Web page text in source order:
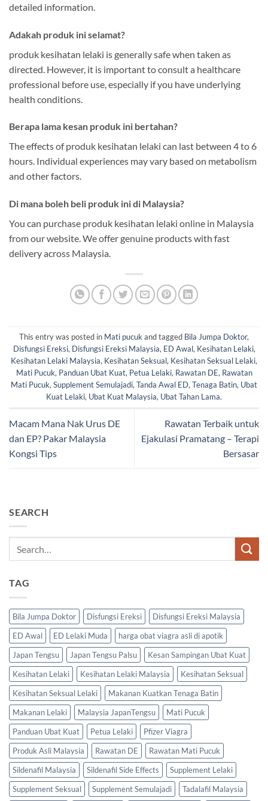
detailed information.
Adakah produk ini selamat?
produk kesihatan lelaki is generally safe when taken as
directed. However, it is important to consult a healthcare
professional before use, especially if you have underlying
health conditions.
Berapa lama kesan produk ini bertahan?
The effects of produk kesihatan lelaki can last between 4 to 6
hours. Individual experiences may vary based on metabolism
and other factors.
Di mana boleh beli produk ini di Malaysia?
You can purchase produk kesihatan lelaki online in Malaysia
from our website. We offer genuine products with fast
delivery across Malaysia.
This entry was posted in Mati pucukand tagged Bila Jumpa Doktor,
Disfungsi Ereksi, Disfungsi Ereksi Malaysia, ED Awal, Kesihatan Lelaki,
Kesihatan Lelaki Malaysia, Kesihatan Seksual, Kesihatan Seksual Lelaki,
Mati Pucuk, Panduan Ubat Kuat, Petua Lelaki, Rawatan DE, Rawatan
Mati Pucuk,Supplement Semulajadi,Tanda Awal ED,Tenaga Batin, Ubat
Kuat Lelaki, Ubat Kuat Malaysia, Ubat Tahan Lama.
Macam Mana Nak Urus DE
dan EP? Pakar Malaysia
Kongsi Tips
Rawatan Terbaik untuk
Ejakulasi Pramatang – Terapi
Bersasar
SEARCH
TAG
Bila Jumpa Doktor Disfungsi Ereksi
Disfungsi Ereksi Malaysia
ED Awal
ED Lelaki Muda
harga obat viagra asli di apotik
Japan Tengsu
Japan Tengsu Palsu
Kesan Sampingan Ubat Kuat
Kesihatan Lelaki
Kesihatan Lelaki Malaysia
Kesihatan Seksual
Kesihatan Seksual Lelaki
Makanan Kuatkan Tenaga Batin
Makanan Lelaki
Malaysia JapanTengsu
Mati Pucuk
Panduan Ubat Kuat
Petua Lelaki
Pfizer Viagra
Produk Asli Malaysia
Rawatan DE
Rawatan Mati Pucuk
Sildenafil Malaysia
Sildenafil Side Effects
Supplement Lelaki
Supplement Seksual
Supplement Semulajadi Tadalafil Malaysia